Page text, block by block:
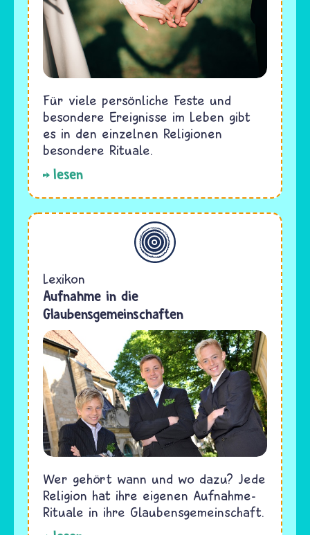
Für viele persönliche Feste und
besondere Ereignisse im Leben gibt
es in den einzelnen Religionen
besondere Rituale.
lesen
Allgemein
Lexikon
Aufnahme in die
Glaubensgemeinschaften
Wer gehört wann und wo dazu? Jede
Religion hat ihre eigenen Aufnahme-
Rituale in ihre Glaubensgemeinschaft.